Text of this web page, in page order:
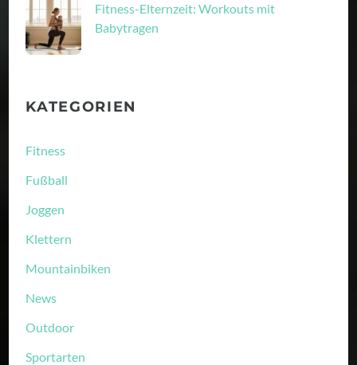
Fitness-Elternzeit: Workouts mit
Babytragen
KATEGORIEN
Fitness
Fußball
Joggen
Klettern
Mountainbiken
News
Outdoor
Sportarten